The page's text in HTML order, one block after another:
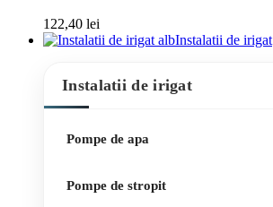
122,40 lei
Instalatii de irigat
Instalatii de irigat
Pompe de apa
Pompe de stropit